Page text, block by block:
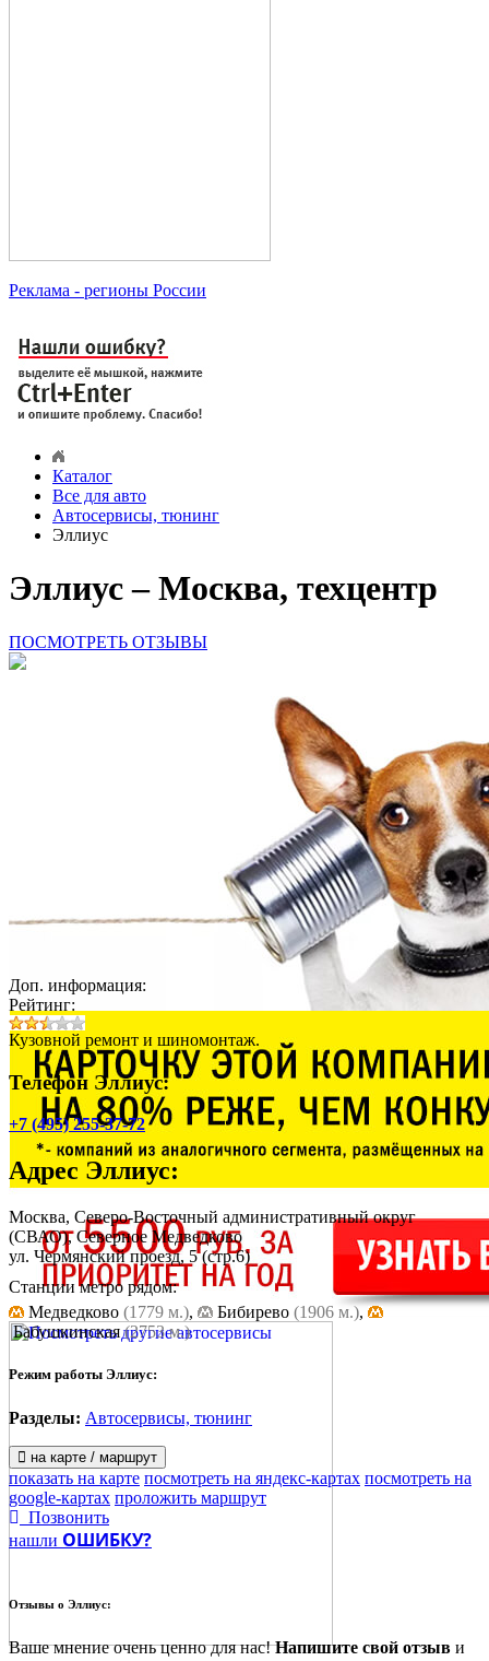
Реклама - регионы России
Каталог
Все для авто
Автосервисы, тюнинг
Эллиус
Эллиус – Москва, техцентр
ПОСМОТРЕТЬ ОТЗЫВЫ
Доп. информация:
Рейтинг:
Кузовной ремонт и шиномонтаж.
Телефон Эллиус:
+7 (495) 255-37-72
Адрес Эллиус:
Москва, Северо-Восточный административный округ
(СВАО), Северное Медведково
ул. Чермянский проезд, 5(стр.6)
Станции метро рядом:
Медведково (1779 м.), Бибирево (1906 м.),
Бабушкинская(2753 м.)
Режим работы Эллиус:
Разделы: Автосервисы, тюнинг
на карте / маршрут
показать на карте посмотреть на яндекс-картах посмотреть на
google-картах проложить маршрут
Позвонить
нашли ОШИБКУ?
Отзывы о Эллиус:
Ваше мнение очень ценно для нас!Напишите свой отзыв и